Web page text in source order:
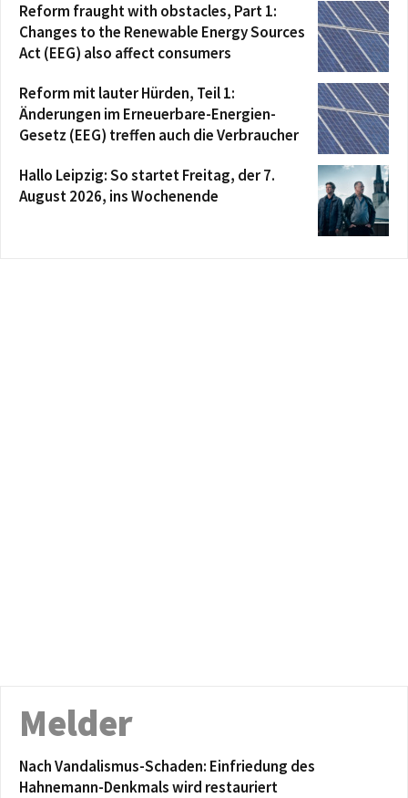
Reform fraught with obstacles, Part 1:
Changes to the Renewable Energy Sources
Act (EEG) also affect consumers
Reform mit lauter Hürden, Teil 1:
Änderungen im Erneuerbare-Energien-
Gesetz (EEG) treffen auch die Verbraucher
Hallo Leipzig: So startet Freitag, der 7.
August 2026, ins Wochenende
Melder
Nach Vandalismus-Schaden: Einfriedung des
Hahnemann-Denkmals wird restauriert